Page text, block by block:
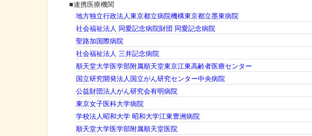
連携医療機関
地方独立行政法人東京都立病院機構東京都立墨東病院
社会福祉法人 同愛記念病院財団 同愛記念病院
聖路加国際病院
社会福祉法人 三井記念病院
順天堂大学医学部附属順天堂東京江東高齢者医療センター
国立研究開発法人国立がん研究センター中央病院
公益財団法人がん研究会有明病院
東京女子医科大学病院
学校法人昭和大学 昭和大学江東豊洲病院
順天堂大学医学部附属順天堂医院